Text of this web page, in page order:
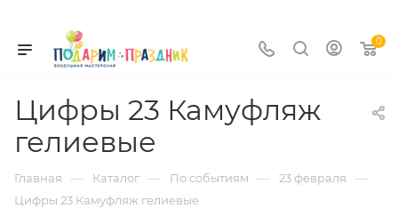
0
Цифры 23 Камуфляж
гелиевые
Главная — Каталог — По событиям — 23 февраля —
Цифры 23 Камуфляж гелиевые